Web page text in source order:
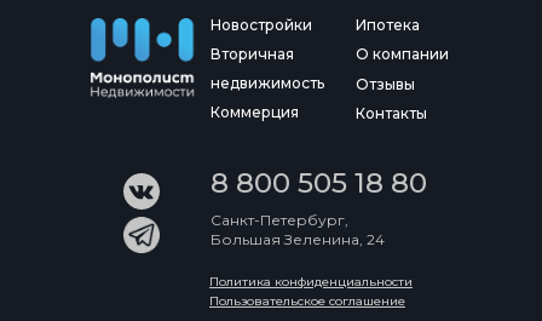
Новостройки
Вторичная
недвижимость
Коммерция
Отзывы
Контакты
Политика конфиденциальности
Санкт-Петербург,
Большая Зеленина, 24
8 800 505 18 80
Ипотека
О компании
Пользовательское соглашение